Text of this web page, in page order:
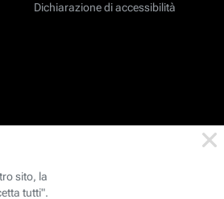
Dichiarazione di accessibilità